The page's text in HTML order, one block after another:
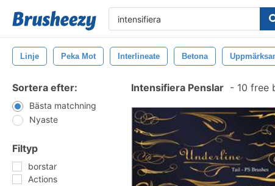
Linje Peka Mot Interlineate Betona
Sortera efter:
Bästa matchning
Nyaste
Filtyp
borstar
Actions
Intensifiera Penslar - 10 free